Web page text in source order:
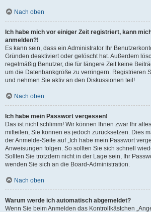
Nach oben
Ich habe mich vor einiger Zeit registriert, kann
anmelden?!
Es kann sein, dass ein Administrator Ihr
Gründen deaktiviert oder gelöscht hat. Außerdem
regelmäßig Benutzer, die für längere Zeit keine
um die Datenbankgröße zu verringern. Registrieren
und nehmen Sie aktiv an den Diskussionen teil!
Nach oben
Ich habe mein Passwort vergessen!
Das ist nicht schlimm! Wir können Ihnen zwar Ihr
mitteilen, Sie können es jedoch zurücksetzen. Dies
der Anmelde-Seite auf „Ich habe mein Passwort
Anweisungen folgen. So sollten Sie sich schnell
Sollten Sie trotzdem nicht in der Lage sein, Ihr
wenden Sie sich an die Board-Administration.
Nach oben
Warum werde ich automatisch abgemeldet?
Wenn Sie beim Anmelden das Kontrollkästchen